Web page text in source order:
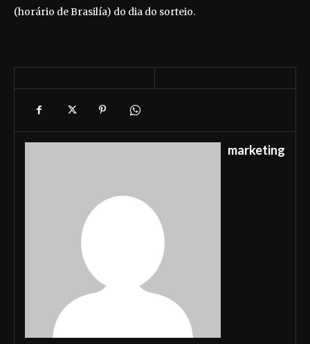
(horário de Brasilía) do dia do sorteio.
marketing